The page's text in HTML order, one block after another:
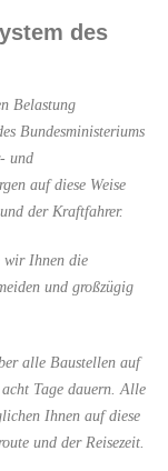
des
Belastung
Bundesministeriums
und
auf diese Weise
der Kraftfahrer.
wir Ihnen die
und großzügig
alle Baustellen auf
Tage dauern. Alle
Ihnen auf diese
und der Reisezeit.